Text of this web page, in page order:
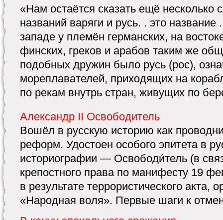
«Нам остаётся сказать ещё несколько
названий варяги и русь. . это название
западе у племён германских, на
финских, греков и арабов таким же
подобных дружин было русь (рос),
мореплавателей, приходящих на
по рекам внутрь стран, живущих по
Александр II Освободитель
Вошёл в русскую историю как
реформ. Удостоен особого эпитета в
историографии — Освободи́тель (в
крепостного права по манифесту 19
в результате террористического акта,
«Народная воля». Первые шаги к